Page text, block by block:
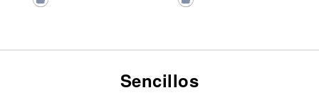
Sencillos